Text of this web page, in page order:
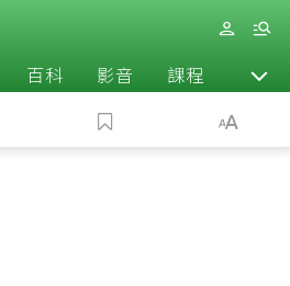
百科 影音 課程 退休